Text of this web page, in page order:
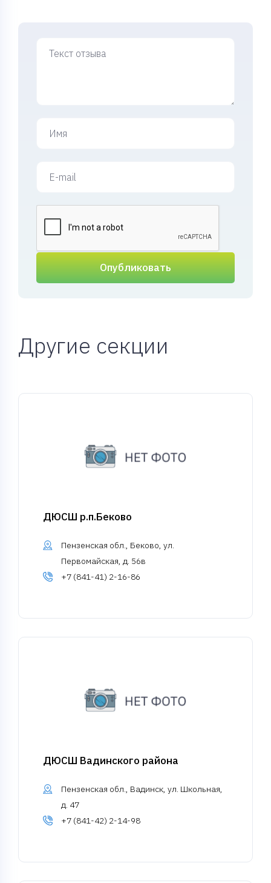
Опубликовать
Другие секции
ДЮСШ р.п.Беково
Пензенская обл., Беково, ул.
Первомайская, д. 56в
+7 (841-41) 2-16-86
ДЮСШ Вадинского района
Пензенская обл., Вадинск, ул. Школьная,
д. 47
+7 (841-42) 2-14-98